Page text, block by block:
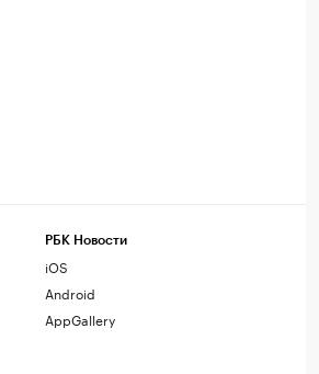
РБК Новости
iOS
Android
AppGallery